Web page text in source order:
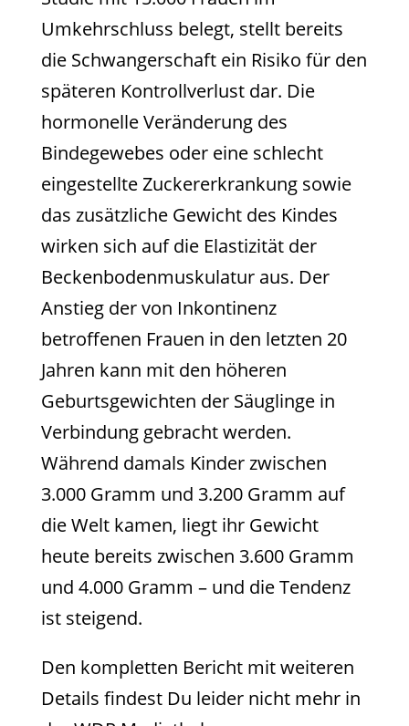
Umkehrschluss belegt, stellt bereits
die Schwangerschaft ein Risiko für den
späteren Kontrollverlust dar. Die
hormonelle Veränderung des
Bindegewebes oder eine schlecht
eingestellte Zuckererkrankung sowie
das zusätzliche Gewicht des Kindes
wirken sich auf die Elastizität der
Beckenbodenmuskulatur aus. Der
Anstieg der von Inkontinenz
betroffenen Frauen in den letzten 20
Jahren kann mit den höheren
Geburtsgewichten der Säuglinge in
Verbindung gebracht werden.
Während damals Kinder zwischen
3.000 Gramm und 3.200 Gramm auf
die Welt kamen, liegt ihr Gewicht
heute bereits zwischen 3.600 Gramm
und 4.000 Gramm – und die Tendenz
ist steigend.
Den kompletten Bericht mit weiteren
Details findest Du leider nicht mehr in